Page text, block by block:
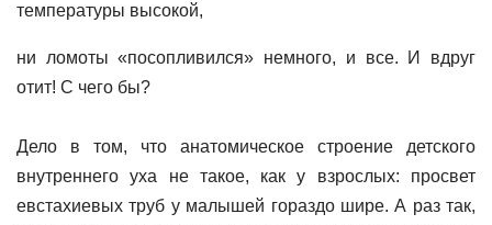
температуры высокой,
ни ломоты «посопливился» немного, и все. И вдруг
отит! С чего бы?
Дело в том, что анатомическое строение детского
внутреннего уха не такое, как у взрослых: просвет
евстахиевых труб у малышей гораздо шире. А раз так,